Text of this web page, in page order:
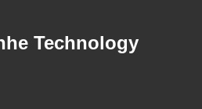
Technology